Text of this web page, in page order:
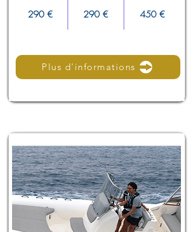
290 € 290 € 450 €
Plus d'informations